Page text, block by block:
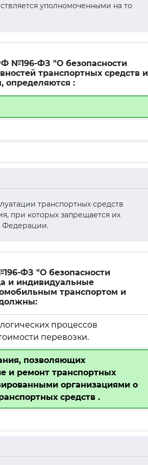
уполномоченными на то
№196-ФЗ "О безопасности
транспортных средств и
определяются :
транспортных средств
при которых запрещается их
Федерации.
ФЗ "О безопасности
и индивидуальные
транспортом и
процессов
перевозки.
позволяющих
и ремонт транспортных
организациями о
средств .